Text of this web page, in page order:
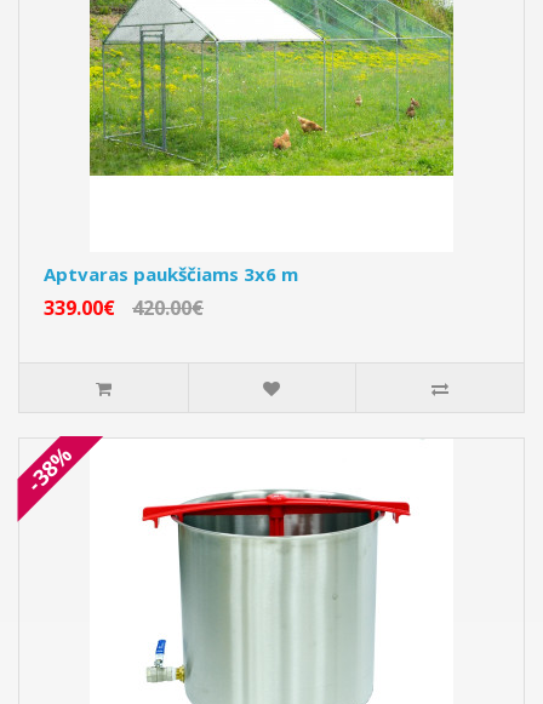
Aptvaras paukščiams 3x6 m
339.00€ 420.00€
-38%